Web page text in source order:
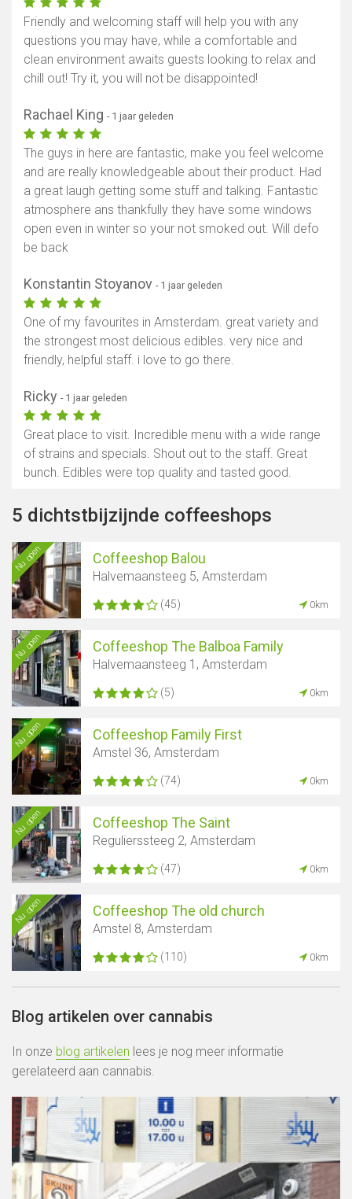
Friendly and welcoming staff will help you with any
questions you may have, while a comfortable and
clean environment awaits guests looking to relax and
chill out! Try it, you will not be disappointed!
Rachael King - 1 jaar geleden
The guys in here are fantastic, make you feel welcome
and are really knowledgeable about their product. Had
a great laugh getting some stuff and talking. Fantastic
atmosphere ans thankfully they have some windows
open even in winter so your not smoked out. Will defo
be back
Konstantin Stoyanov - 1 jaar geleden
One of my favourites in Amsterdam. great variety and
the strongest most delicious edibles. very nice and
friendly, helpful staff. i love to go there.
Ricky - 1 jaar geleden
Great place to visit. Incredible menu with a wide range
of strains and specials. Shout out to the staff. Great
bunch. Edibles were top quality and tasted good.
5 dichtstbijzijnde coffeeshops
Nu open Coffeeshop Balou
Halvemaansteeg 5, Amsterdam
(45) 0km
Nu open Coffeeshop The Balboa Family
Halvemaansteeg 1, Amsterdam
(5) 0km
Nu open Coffeeshop Family First
Amstel 36, Amsterdam
(74) 0km
Nu open Coffeeshop The Saint
Regulierssteeg 2, Amsterdam
(47) 0km
Nu open Coffeeshop The old church
Amstel 8, Amsterdam
(110) 0km
Blog artikelen over cannabis
In onze blog artikelen lees je nog meer informatie
gerelateerd aan cannabis.